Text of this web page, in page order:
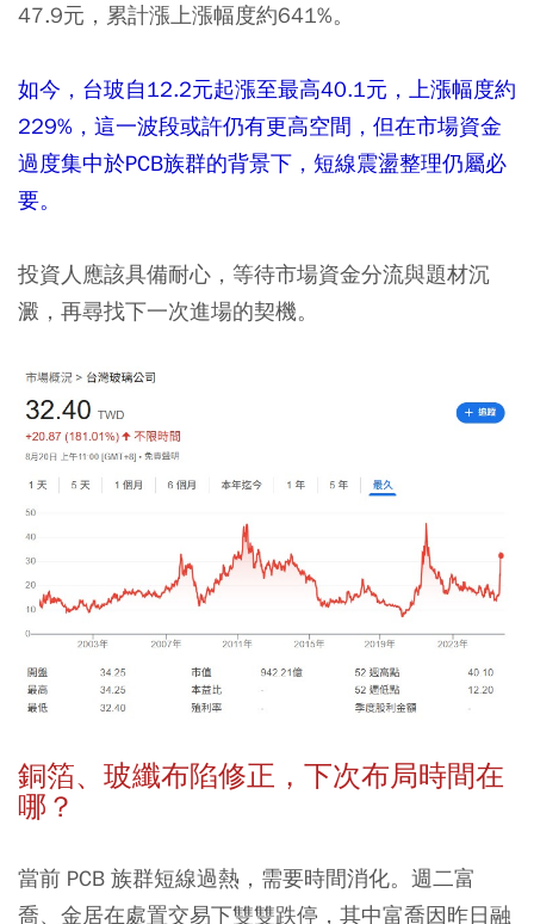
47.9元，累計漲上漲幅度約641%。
如今，台玻自12.2元起漲至最高40.1元，上漲幅度約
229%，這一波段或許仍有更高空間，但在市場資金
過度集中於PCB族群的背景下，短線震盪整理仍屬必
要。
投資人應該具備耐心，等待市場資金分流與題材沉
澱，再尋找下一次進場的契機。
銅箔、玻纖布陷修正，下次布局時間在
哪？
當前 PCB 族群短線過熱，需要時間消化。週二富
喬、金居在處置交易下雙雙跌停，其中富喬因昨日融